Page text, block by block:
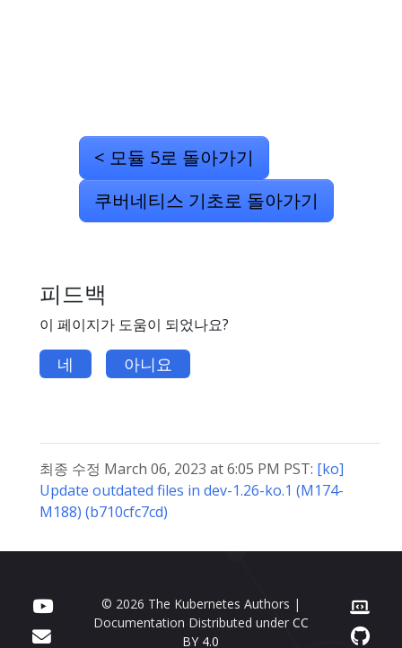
< 모듈 5로 돌아가기
쿠버네티스 기초로 돌아가기
피드백
이 페이지가 도움이 되었나요?
네 아니요
최종 수정 March 06, 2023 at 6:05 PM PST: [ko]
Update outdated files in dev-1.26-ko.1 (M174-
M188) (b710cfc7cd)
© 2026 The Kubernetes Authors |
Documentation Distributed under CC
BY 4.0